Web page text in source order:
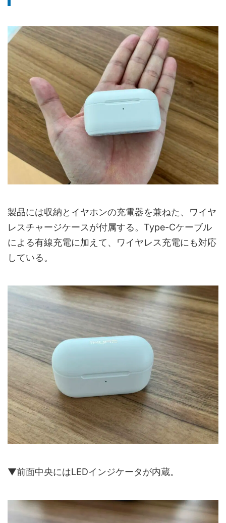
製品には収納とイヤホンの充電器を兼ねた、ワイヤ
レスチャージケースが付属する。Type-Cケーブル
による有線充電に加えて、ワイヤレス充電にも対応
している。
▼前面中央にはLEDインジケータが内蔵。